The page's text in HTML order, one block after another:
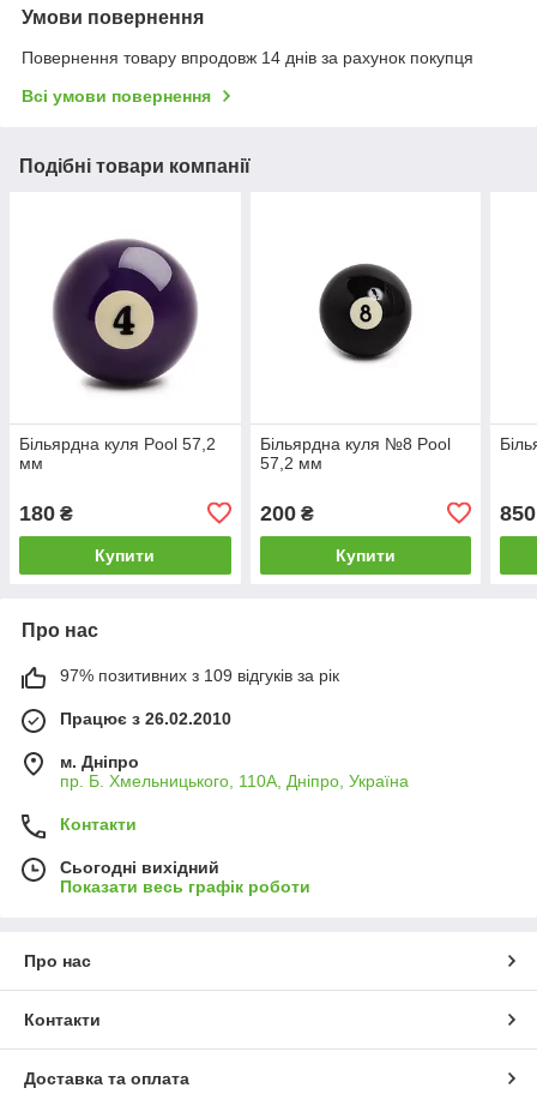
Умови повернення
Повернення товару впродовж 14 днів за рахунок покупця
Всі умови повернення
Подібні товари компанії
Більярдна куля Pool 57,2
мм
180 ₴
Купити
Більярдна куля №8 Pool
57,2 мм
200₴
Купити
850
Про нас
97% позитивних з 109 відгуків за рік
Працює з 26.02.2010
м. Дніпро
пр. Б. Хмельницького, 110А, Дніпро, Україна
Контакти
Сьогодні вихідний
Показати весь графік роботи
Про нас
Контакти
Доставка та оплата